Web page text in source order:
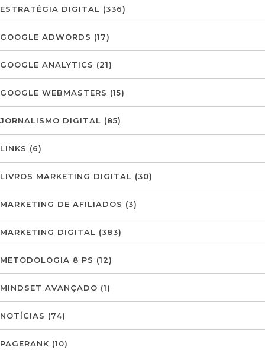
ESTRATÉGIA DIGITAL (336)
GOOGLE ADWORDS (17)
GOOGLE ANALYTICS (21)
GOOGLE WEBMASTERS (15)
JORNALISMO DIGITAL (85)
LINKS (6)
LIVROS MARKETING DIGITAL (30)
MARKETING DE AFILIADOS (3)
MARKETING DIGITAL (383)
METODOLOGIA 8 PS (12)
MINDSET AVANÇADO (1)
NOTÍCIAS (74)
PAGERANK (10)